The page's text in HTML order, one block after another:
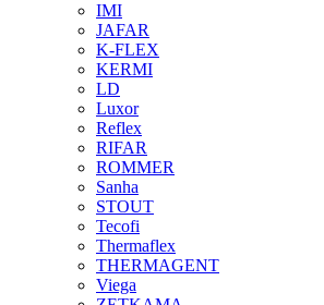
IMI
JAFAR
K-FLEX
KERMI
LD
Luxor
Reflex
RIFAR
ROMMER
Sanha
STOUT
Tecofi
Thermaflex
THERMAGENT
Viega